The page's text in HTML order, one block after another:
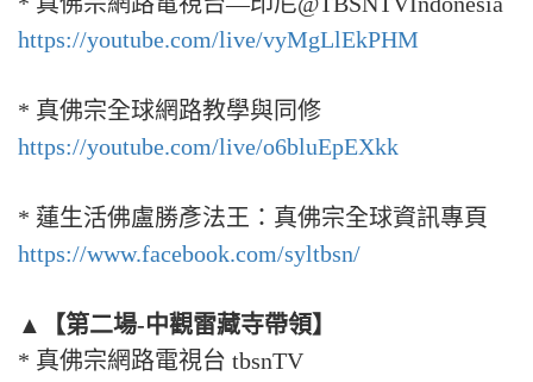
https://youtube.com/live/vyMgLlEkPHM
* 真佛宗全球網路教學與同修
https://youtube.com/live/o6bluEpEXkk
* 蓮生活佛盧勝彥法王：真佛宗全球資訊專頁
https://www.facebook.com/syltbsn/
▲【第二場-中觀雷藏寺帶領】
* 真佛宗網路電視台 tbsnTV